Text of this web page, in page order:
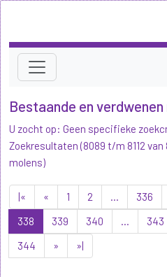
Bestaande en verdwenen
U zocht op: Geen specifieke
Zoekresultaten (8089 t/m 8112 van
molens)
|« « 1 2 ... 336
338
339 340 ...
343
344
» »|